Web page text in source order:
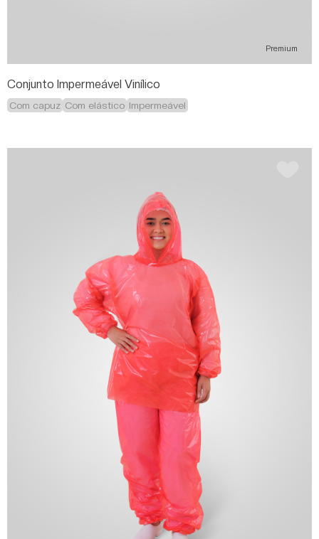
Premium
Conjunto Impermeável Vinílico
Com capuz Com elástico Impermeável